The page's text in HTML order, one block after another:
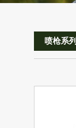
喷枪系列